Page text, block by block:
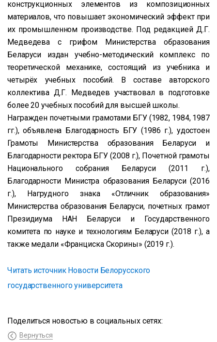
конструкционных элементов из композиционных
материалов, что повышает экономический эффект при
их промышленном производстве. Под редакцией Д.Г.
Медведева с грифом Министерства образования
Беларуси издан учебно-методический комплекс по
теоретической механике, состоящий из учебника и
четырёх учебных пособий. В составе авторского
коллектива Д.Г. Медведев участвовал в подготовке
более 20 учебных пособий для высшей школы.
Награжден почетными грамотами БГУ (1982, 1984, 1987
гг.), объявлена Благодарность БГУ (1986 г.), удостоен
Грамоты Министерства образования Беларуси и
Благодарности ректора БГУ (2008 г.), Почетной грамоты
Национального собрания Беларуси (2011 г.),
Благодарности Министра образования Беларуси (2016
г.), Нагрудного знака «Отличник образования»
Министерства образования Беларуси, почетных грамот
Президиума НАН Беларуси и Государственного
комитета по науке и технологиям Беларуси (2018 г.), а
также медали «Франциска Скорины» (2019 г.).
Читать источник Новости Белорусского
государственного университета
Поделиться новостью в социальных сетях:
Вернуться